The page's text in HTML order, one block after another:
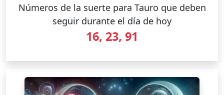
Números de la suerte para Tauro que deben
seguir durante el día de hoy
16, 23, 91